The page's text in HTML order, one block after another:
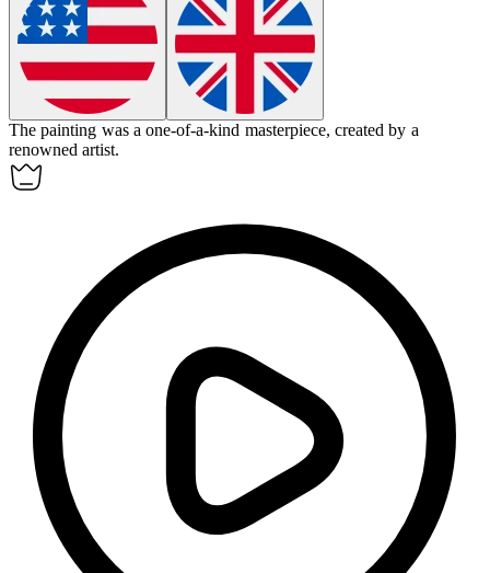
The painting was aone-of-a-kind masterpiece, created by a
renowned artist.